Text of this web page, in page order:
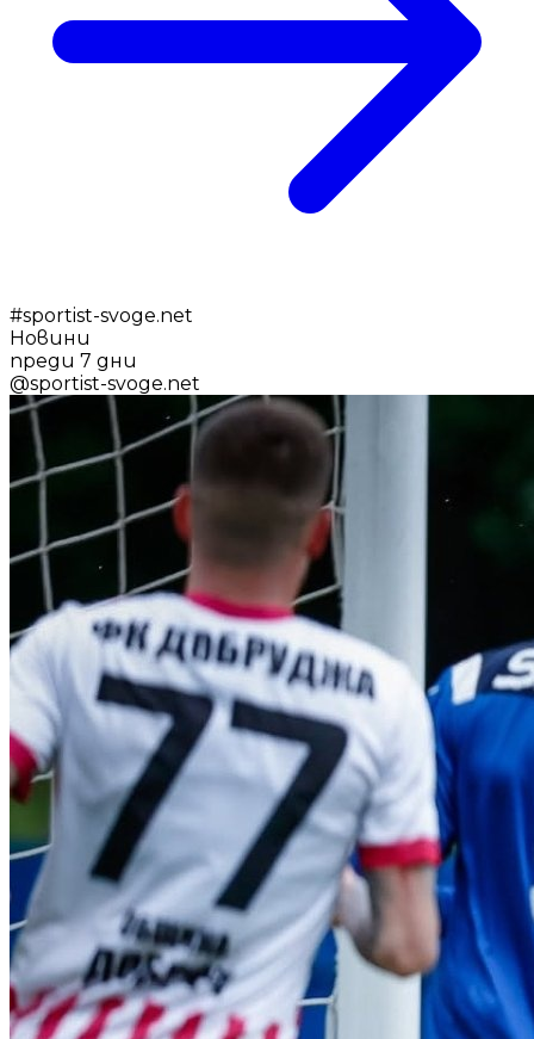
#sportist-svoge.net
Новини
преди 7 дни
@sportist-svoge.net